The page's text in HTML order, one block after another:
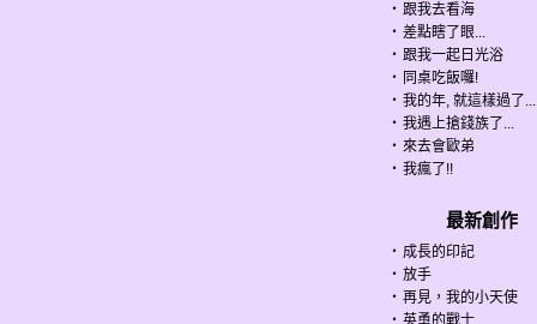
‧ 跟我去看海
‧ 差點瞎了眼...
‧ 跟我一起日光浴
‧ 同桌吃飯囉!
‧ 我的年, 就這樣過了...
‧ 我遇上搶錢族了...
‧ 來去會歐弟
‧ 我瘋了!!
最新創作
‧ 成長的印記
‧ 放手
‧ 再見，我的小天使
‧ 英勇的戰士